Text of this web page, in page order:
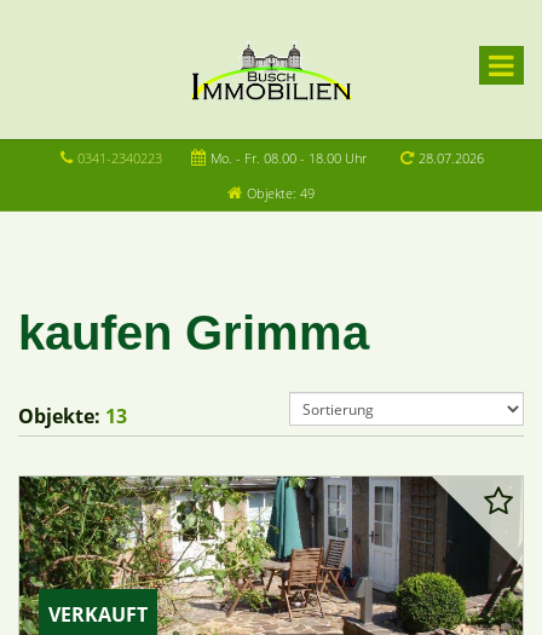
0341-2340223 Mo. - Fr. 08.00 - 18.00 Uhr
28.07.2026
Objekte: 49
kaufen Grimma
Objekte: 13
VERKAUFT